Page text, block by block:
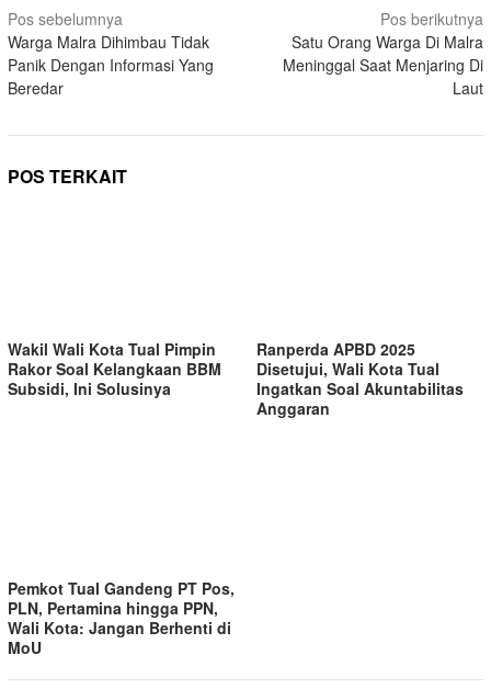
Navigasi
pos
Pos sebelumnya
Warga Malra Dihimbau Tidak
Panik Dengan Informasi Yang
Beredar
Pos berikutnya
Satu Orang Warga Di Malra
Meninggal Saat Menjaring Di
Laut
POS TERKAIT
Wakil Wali Kota Tual Pimpin
Rakor Soal Kelangkaan BBM
Subsidi, Ini Solusinya
Ranperda APBD 2025
Disetujui, Wali Kota Tual
Ingatkan Soal Akuntabilitas
Anggaran
Pemkot Tual Gandeng PT Pos,
PLN, Pertamina hingga PPN,
Wali Kota: Jangan Berhenti di
MoU